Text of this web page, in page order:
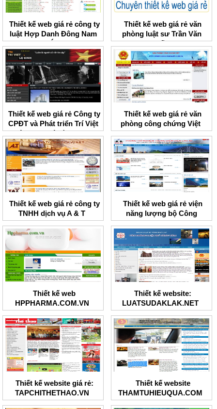
Thiết kế web giá rẻ công ty
luật Hợp Danh Đông Nam
Á
Thiết kế web giá rẻ văn
phòng luật sư Trần Văn
Tuấn
Thiết kế web giá rẻ Công ty
CPĐT và Phát triển Trí Việt
liên danh Lê Bình BCI
Thiết kế web giá rẻ văn
phòng công chứng Việt
Thiết kế web giá rẻ công ty
TNHH dịch vụ A & T
Thiết kế web giá rẻ viện
năng lượng bộ Công
Thương
Thiết kế web
HPPHARMA.COM.VN
Thiết kế website:
LUATSUDAKLAK.NET
Thiết kế website giá rẻ:
TAPCHITHETHAO.VN
Thiết kế website
THAMTUHIEUQUA.COM